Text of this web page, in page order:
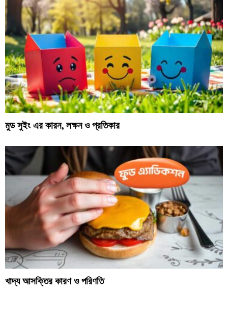
মুড সুইং এর কারন, লক্ষন ও প্রতিকার
খাদ্য আসক্তির কারণ ও পরিণতি